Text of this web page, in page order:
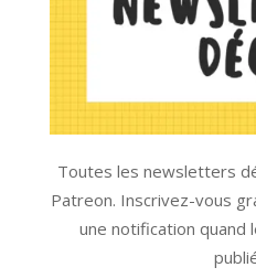
Toutes les newsletters
Patreon. Inscrivez-vous
une notification quand